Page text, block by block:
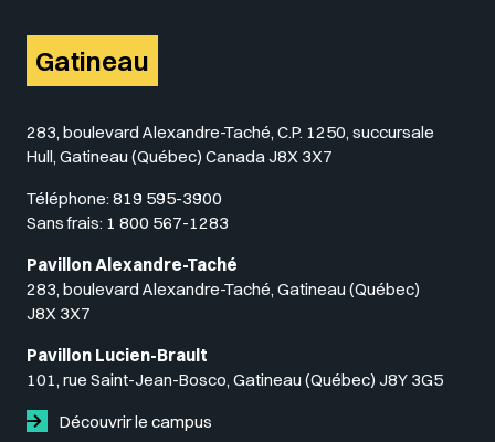
Gatineau
283, boulevard Alexandre-Taché, C.P. 1250, succursale
Hull, Gatineau (Québec) Canada J8X 3X7
Téléphone: 819 595-3900
Sans frais: 1 800 567-1283
Pavillon Alexandre-Taché
283, boulevard Alexandre-Taché, Gatineau (Québec)
J8X 3X7
Pavillon Lucien-Brault
101, rue Saint-Jean-Bosco, Gatineau (Québec) J8Y 3G5
Découvrir le campus